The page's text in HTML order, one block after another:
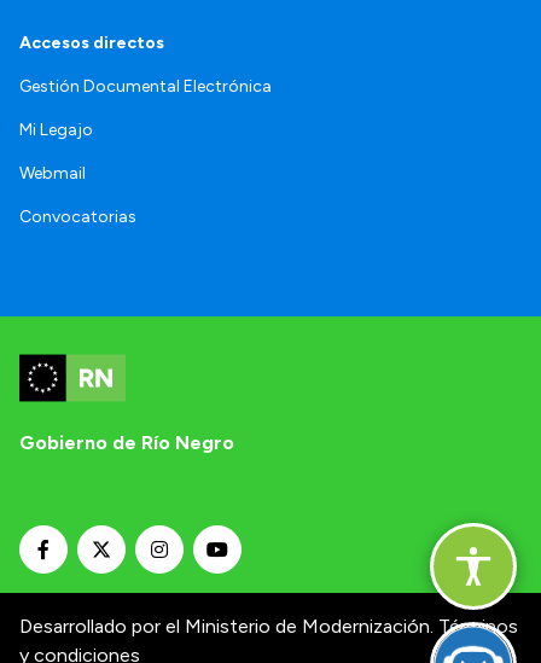
Accesos directos
Gestión Documental Electrónica
Mi Legajo
Webmail
Convocatorias
Gobierno de Río Negro
Desarrollado por el Ministerio de Modernización. Términos
y condiciones